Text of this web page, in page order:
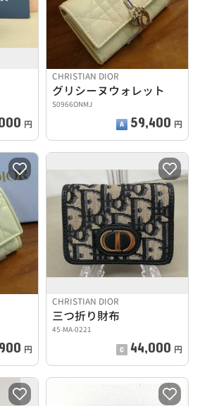
円
CHRISTIAN DIOR
グリシーヌウォレット
S0966ONMJ
59,400 円
円
CHRISTIAN DIOR
三つ折り財布
45-MA-0221
44,000 円